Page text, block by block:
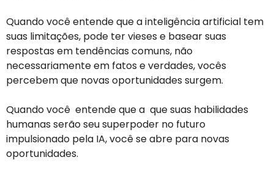
Quando você entende que a inteligência artificial tem
suas limitações, pode ter vieses e basear suas
respostas em tendências comuns, não
necessariamente em fatos e verdades, vocês
percebem que novas oportunidades surgem.
Quando você entende que a que suas habilidades
humanas serão seu superpoder no futuro
impulsionado pela IA, você se abre para novas
oportunidades.